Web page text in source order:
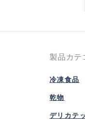
製品カテ
冷凍食品
乾物
デリカテ